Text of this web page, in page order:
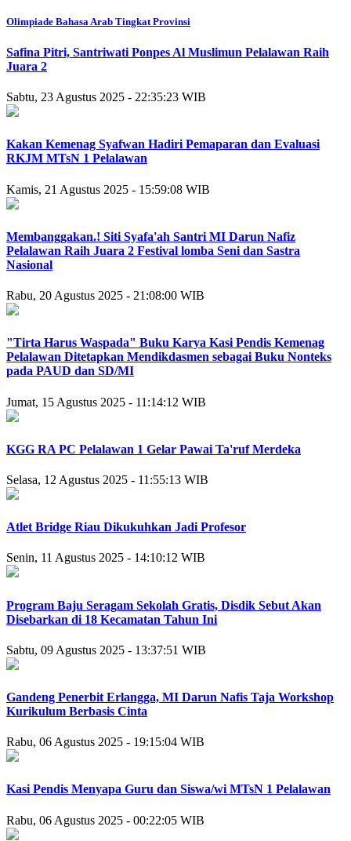
Olimpiade Bahasa Arab Tingkat Provinsi
Safina Pitri, Santriwati Ponpes Al Muslimun Pelalawan Raih
Juara 2
Sabtu, 23 Agustus 2025 - 22:35:23 WIB
Kakan Kemenag Syafwan Hadiri Pemaparan dan Evaluasi
RKJM MTsN 1 Pelalawan
Kamis, 21 Agustus 2025 - 15:59:08 WIB
Membanggakan.! Siti Syafa'ah Santri MI Darun Nafiz
Pelalawan Raih Juara 2 Festival lomba Seni dan Sastra
Nasional
Rabu, 20 Agustus 2025 - 21:08:00 WIB
"Tirta Harus Waspada" Buku Karya Kasi Pendis Kemenag
Pelalawan Ditetapkan Mendikdasmen sebagai Buku Nonteks
pada PAUD dan SD/MI
Jumat, 15 Agustus 2025 - 11:14:12 WIB
KGG RA PC Pelalawan 1 Gelar Pawai Ta'ruf Merdeka
Selasa, 12 Agustus 2025 - 11:55:13 WIB
Atlet Bridge Riau Dikukuhkan Jadi Profesor
Senin, 11 Agustus 2025 - 14:10:12 WIB
Program Baju Seragam Sekolah Gratis, Disdik Sebut Akan
Disebarkan di 18 Kecamatan Tahun Ini
Sabtu, 09 Agustus 2025 - 13:37:51 WIB
Gandeng Penerbit Erlangga, MI Darun Nafis Taja Workshop
Kurikulum Berbasis Cinta
Rabu, 06 Agustus 2025 - 19:15:04 WIB
Kasi Pendis Menyapa Guru dan Siswa/wi MTsN 1 Pelalawan
Rabu, 06 Agustus 2025 - 00:22:05 WIB